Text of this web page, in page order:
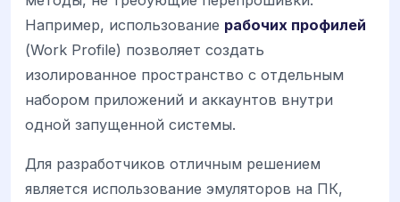
Например, использование рабочих профилей
(Work Profile) позволяет создать
изолированное пространство с отдельным
набором приложений и аккаунтов внутри
одной запущенной системы.
Для разработчиков отличным решением
является использование эмуляторов на ПК,